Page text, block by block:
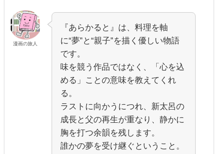
漫画の旅人
『あらかると』は、料理を軸
に“夢”と“親子”を描く優しい物語
です。
味を競う作品ではなく、「心を込
める」ことの意味を教えてくれ
る。
ラストに向かうにつれ、新太呂の
成長と父の再生が重なり、静かに
胸を打つ余韻を残します。
誰かの夢を受け継ぐということ。